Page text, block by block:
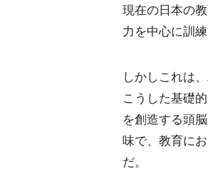
現在の日本の
力を中心に訓練
しかしこれは
こうした基礎
を創造する頭
味で、教育に
だ。